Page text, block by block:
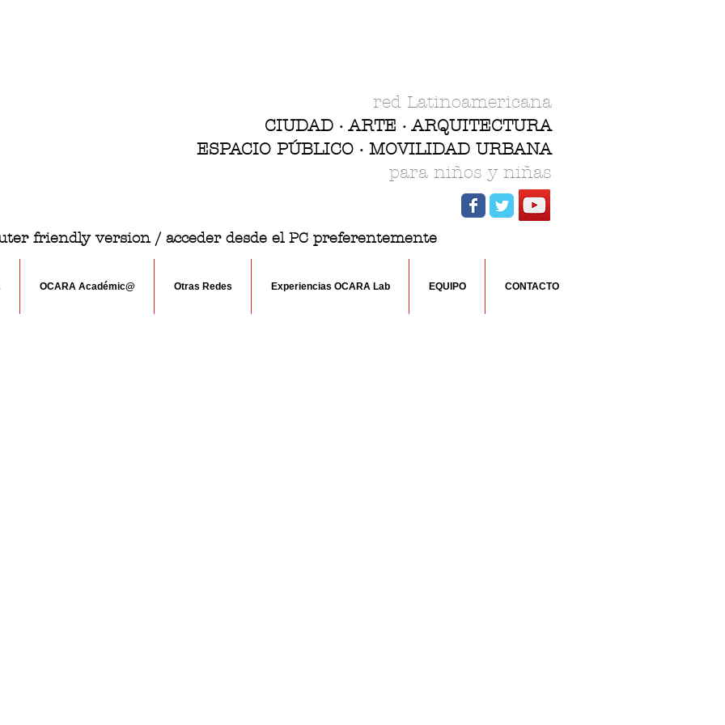
red Latinoamericana
CIUDAD · ARTE · ARQUITECTURA
ESPACIO PÚBLICO · MOVILIDAD URBANA
para niños y niñas
OCARA Académic@ Otras Redes Experiencias OCARA Lab EQUIPO CONTACTO
friendly version / acceder desde el PC preferentemente